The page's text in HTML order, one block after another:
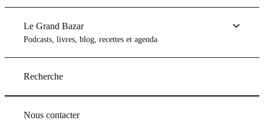
Le Grand Bazar
Podcasts, livres, blog, recettes et agenda
Recherche
Nous contacter